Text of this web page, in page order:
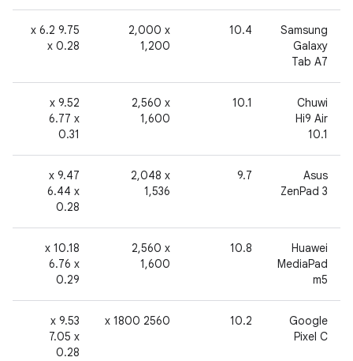
‫Samsung
Galaxy
Tab A7
‫10.4
‎2,000 x
1,200
‫9.75 x 6.2
x 0.28
‫Chuwi
Hi9 Air
10.1
10.1
‎2,560 x
1,600
‫9.52 x
6.77 x
0.31
Asus
ZenPad 3
9.7
‎2,048 x
1,536
‫9.47 x
6.44 x
0.28
Huawei
MediaPad
m5
10.8
‎2,560 x
1,600
‫10.18 x
6.76 x
0.29
‫Google
Pixel C
‫10.2
2560 x 1800
‫9.53 x
7.05 x
0.28